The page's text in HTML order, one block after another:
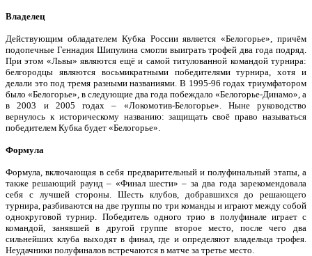
Владелец
Действующим обладателем Кубка России является «Белогорье», причём
подопечные Геннадия Шипулина смогли выиграть трофей два года подряд.
При этом «Львы» являются ещё и самой титулованной командой турнира:
белгородцы являются восьмикратными победителями турнира, хотя и
делали это под тремя разными названиями. В 1995-96 годах триумфатором
было «Белогорье», в следующие два года побеждало «Белогорье-Динамо», а
в 2003 и 2005 годах – «Локомотив-Белогорье». Ныне руководство
вернулось к историческому названию: защищать своё право называться
победителем Кубка будет «Белогорье».
Формула
Формула, включающая в себя предварительный и полуфинальный этапы, а
также решающий раунд – «Финал шести» – за два года зарекомендовала
себя с лучшей стороны. Шесть клубов, добравшихся до решающего
турнира, разбиваются на две группы по три команды и играют между собой
однокруговой турнир. Победитель одного трио в полуфинале играет с
командой, занявшей в другой группе второе место, после чего два
сильнейших клуба выходят в финал, где и определяют владельца трофея.
Неудачники полуфиналов встречаются в матче за третье место.